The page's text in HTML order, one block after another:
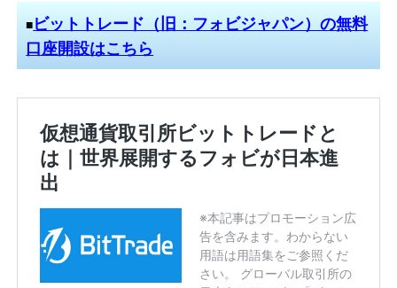
■ビットトレード（旧：フォビジャパン）の無料
口座開設はこちら